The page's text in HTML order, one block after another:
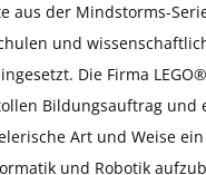
aus der Mindstorms-
und
Die Firma
Bildungsauftrag und
Art und Weise ein
und Robotik